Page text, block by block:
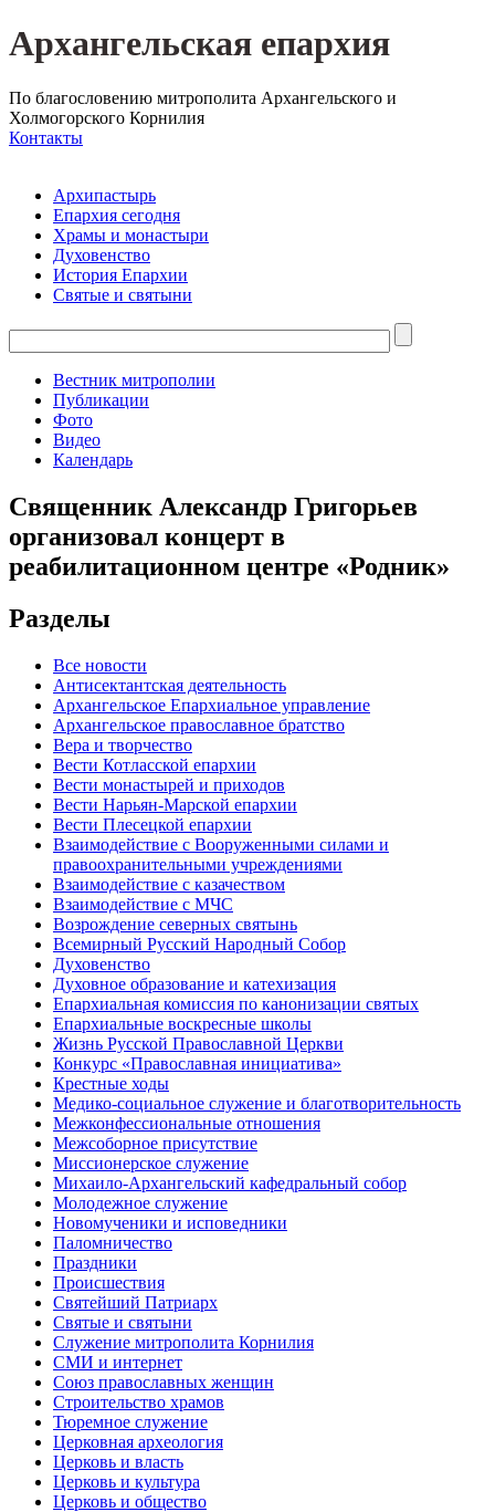
Архангельская епархия
По благословению митрополита Архангельского и
Холмогорского Корнилия
Контакты
Архипастырь
Епархия сегодня
Храмы и монастыри
Духовенство
История Епархии
Святые и святыни
Вестник митрополии
Публикации
Фото
Видео
Календарь
Священник Александр Григорьев
организовал концерт в
реабилитационном центре «Родник»
Разделы
Все новости
Антисектантская деятельность
Архангельское Епархиальное управление
Архангельское православное братство
Вера и творчество
Вести Котласской епархии
Вести монастырей и приходов
Вести Нарьян-Марской епархии
Вести Плесецкой епархии
Взаимодействие с Вооруженными силами и
правоохранительными учреждениями
Взаимодействие с казачеством
Взаимодействие с МЧС
Возрождение северных святынь
Всемирный Русский Народный Собор
Духовенство
Духовное образование и катехизация
Епархиальная комиссия по канонизации святых
Епархиальные воскресные школы
Жизнь Русской Православной Церкви
Конкурс «Православная инициатива»
Крестные ходы
Медико-социальное служение и благотворительность
Межконфессиональные отношения
Межсоборное присутствие
Миссионерское служение
Михаило-Архангельский кафедральный собор
Молодежное служение
Новомученики и исповедники
Паломничество
Праздники
Происшествия
Святейший Патриарх
Святые и святыни
Служение митрополита Корнилия
СМИ и интернет
Союз православных женщин
Строительство храмов
Тюремное служение
Церковная археология
Церковь и власть
Церковь и культура
Церковь и общество